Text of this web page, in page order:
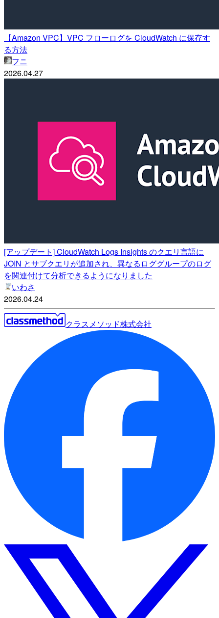
【Amazon VPC】VPC フローログを CloudWatch に保存す
る方法
フニ
2026.04.27
[アップデート] CloudWatch Logs Insights のクエリ言語に
JOIN とサブクエリが追加され、異なるロググループのログ
を関連付けて分析できるようになりました
いわさ
2026.04.24
クラスメソッド株式会社